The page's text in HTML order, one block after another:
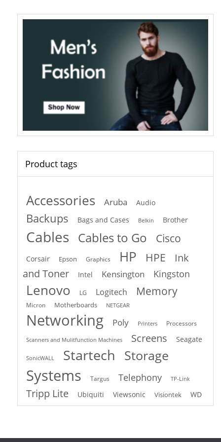
Product tags
Accessories Aruba Audio
Backups Bags and Cases Belkin Brother
Cables Cables to Go Cisco
Corsair Epson Graphics HP HPE
Ink
and Toner
Intel Kensington Kingston
Lenovo LG Logitech Memory
Micron Motherboards NETGEAR
Networking Poly Printers Processors
Scanners and Mulitfunction Machines Screens Seagate
SonicWALL Startech Storage
Systems Targus Telephony TP-Link
Tripp Lite Ubiquiti Viewsonic Visiontek WD